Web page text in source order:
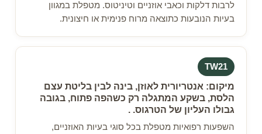
לרבות דלקות וכאבי אוזניים וטיניטוס. מטפלת במגוון
בעיות הנובעות כתוצאה מרוח פנימית או חיצונית.
TW21
מיקום: אנטריורית לאוזן, בינה לבין בליטת עצם
הלסת, בשקע המתגלה רק כשהפה פתוח, בגובה
גבולו העליון של הטרגוס. .
השפעות רפואיות מטפלת בכל סוגי בעיות האוזניים,